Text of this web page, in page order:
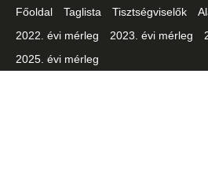
Főoldal Taglista Tisztségviselők
2022. évi mérleg
2023. évi mérleg
2025. évi mérleg